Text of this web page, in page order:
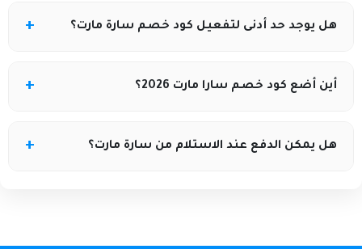
بعض الأكواد قد تقتصر على منتجات محددة أو عروض
هل يوجد حد أدنى لتفعيل كود خصم سارة مارت؟
بعض الأكواد تتطلب حدًا أدنى لقيمة الطلب، ويتم توضيح
أين أضع كود خصم سارا مارت 2026؟
في خانة “كود الخصم” في صفحة إتمام الطلب قبل الدفع.
هل يمكن الدفع عند الاستلام من سارة مارت؟